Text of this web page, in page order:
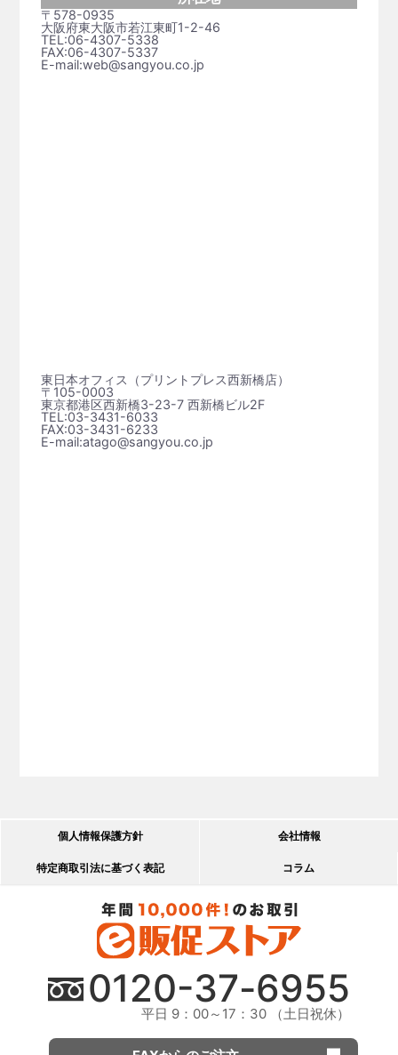
〒578-0935
大阪府東大阪市若江東町1-2-46
TEL:06-4307-5338
FAX:06-4307-5337
E-mail:web@sangyou.co.jp
東日本オフィス（プリントプレス⻄新橋店）
〒105-0003
東京都港区西新橋3-23-7 西新橋ビル2F
TEL:03-3431-6033
FAX:03-3431-6233
E-mail:atago@sangyou.co.jp
個人情報保護方針 会社情報
特定商取引法に基づく表記 コラム
0120-37-6955
平日 9：00～17：30 （土日祝休）